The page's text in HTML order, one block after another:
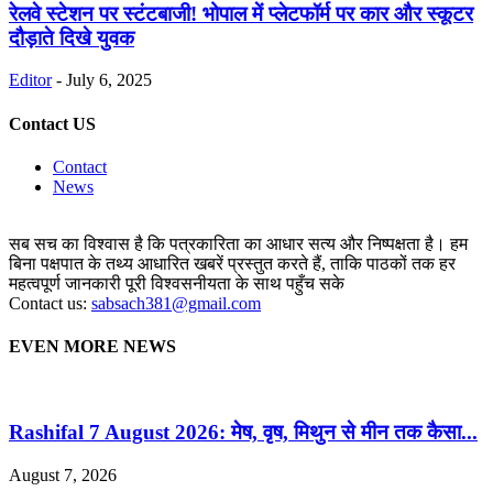
रेलवे स्टेशन पर स्टंटबाजी! भोपाल में प्लेटफॉर्म पर कार और स्कूटर
दौड़ाते दिखे युवक
Editor - July 6, 2025
Contact US
Contact
News
सब सच का विश्वास है कि पत्रकारिता का आधार सत्य और निष्पक्षता है। हम
बिना पक्षपात के तथ्य आधारित खबरें प्रस्तुत करते हैं, ताकि पाठकों तक हर
महत्वपूर्ण जानकारी पूरी विश्वसनीयता के साथ पहुँच सके
Contact us: sabsach381@gmail.com
EVEN MORE NEWS
Rashifal 7 August 2026: मेष, वृष, मिथुन से मीन तक कैसा...
August 7, 2026